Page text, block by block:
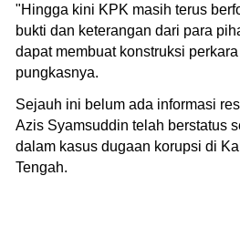
"Hingga kini KPK masih terus
bukti dan keterangan dari para
dapat membuat konstruksi
pungkasnya.
Sejauh ini belum ada informasi
Azis Syamsuddin telah berstatus
dalam kasus dugaan korupsi di
Tengah.